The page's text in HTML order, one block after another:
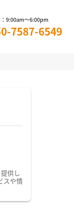
9:00am～6:00pm
7587-6549
供し
スや情